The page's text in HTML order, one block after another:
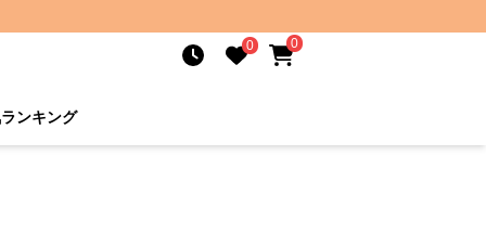
0 0
ンキング